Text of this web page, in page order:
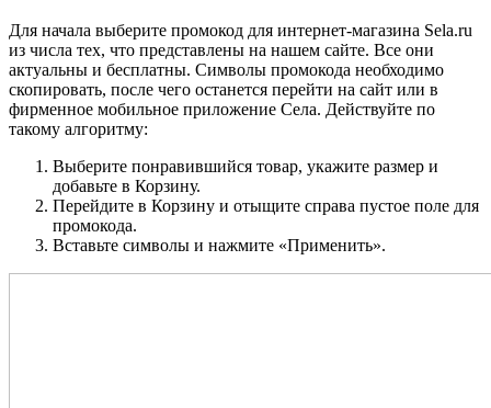
Для начала выберите промокод для интернет-магазина Sela.ru
из числа тех, что представлены на нашем сайте. Все они
актуальны и бесплатны. Символы промокода необходимо
скопировать, после чего останется перейти на сайт или в
фирменное мобильное приложение Села. Действуйте по
такому алгоритму:
Выберите понравившийся товар, укажите размер и
добавьте в Корзину.
Перейдите в Корзину и отыщите справа пустое поле для
промокода.
Вставьте символы и нажмите «Применить».